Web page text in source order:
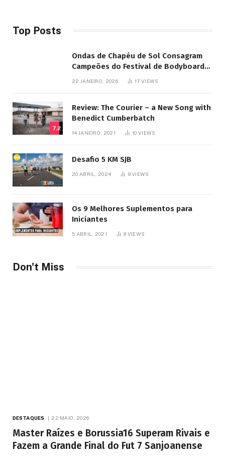
Top Posts
Ondas de Chapéu de Sol Consagram
Campeões do Festival de Bodyboard
22 JANEIRO, 2026 17VIEWS
7.2
Review: The Courier – a New Song with
Benedict Cumberbatch
14 JANEIRO, 2021 10VIEWS
Desafio 5 KM SJB
20 ABRIL, 2024 9VIEWS
Os 9 Melhores Suplementos para
Iniciantes
5 ABRIL, 2021 9 VIEWS
Don't Miss
DESTAQUES 22 MAIO, 2026
Master Raízes e Borussia16 Superam Rivais e
Fazem a Grande Final do Fut 7 Sanjoanense